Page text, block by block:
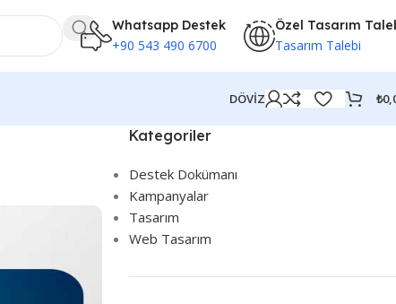
Whatsapp Destek
+90 543 490 6700
Özel Tasarım
Tasarım Talebi
DÖVİZ ₺
Kategoriler
Destek Dokümanı
Kampanyalar
Tasarım
Web Tasarım